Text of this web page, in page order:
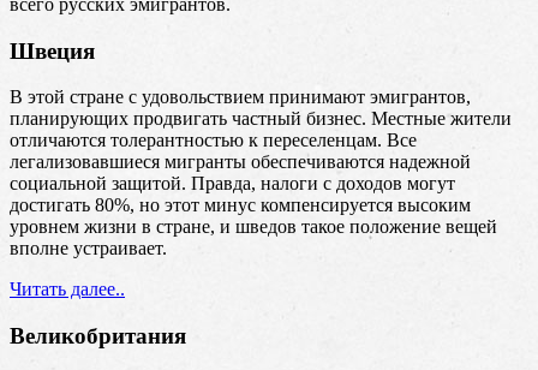
Швеция
В этой стране с удовольствием принимают эмигрантов,
планирующих продвигать частный бизнес. Местные жители
отличаются толерантностью к переселенцам. Все
легализовавшиеся мигранты обеспечиваются надежной
социальной защитой. Правда, налоги с доходов могут
достигать 80%, но этот минус компенсируется высоким
уровнем жизни в стране, и шведов такое положение вещей
вполне устраивает.
Читать далее..
Великобритания